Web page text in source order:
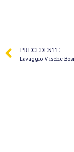
PRECEDENTE